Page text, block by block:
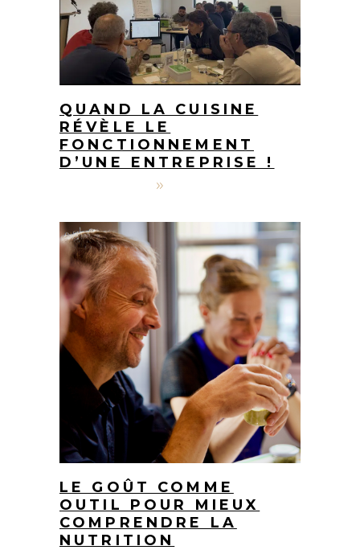
QUAND LA CUISINE
RÉVÈLE LE
FONCTIONNEMENT
D’UNE ENTREPRISE !
LE GOÛT COMME
OUTIL POUR MIEUX
COMPRENDRE LA
NUTRITION